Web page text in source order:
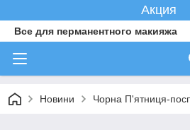
Акция
Все для перманентного макияжа
Новини Чорна П'ятниця-